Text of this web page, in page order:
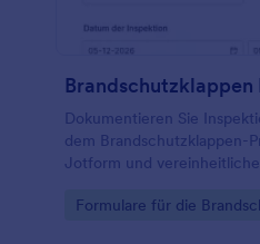
Dokumentieren Sie
dem Brandschutzklappen-
Jotform und
technische
Go to Category:
Formulare für die